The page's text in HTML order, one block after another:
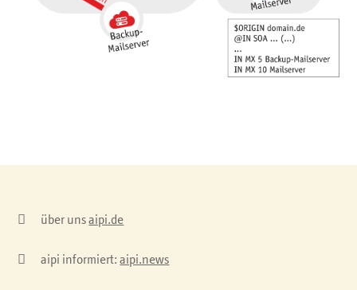
 über unsaipi.de
 aipi informiert:aipi.news